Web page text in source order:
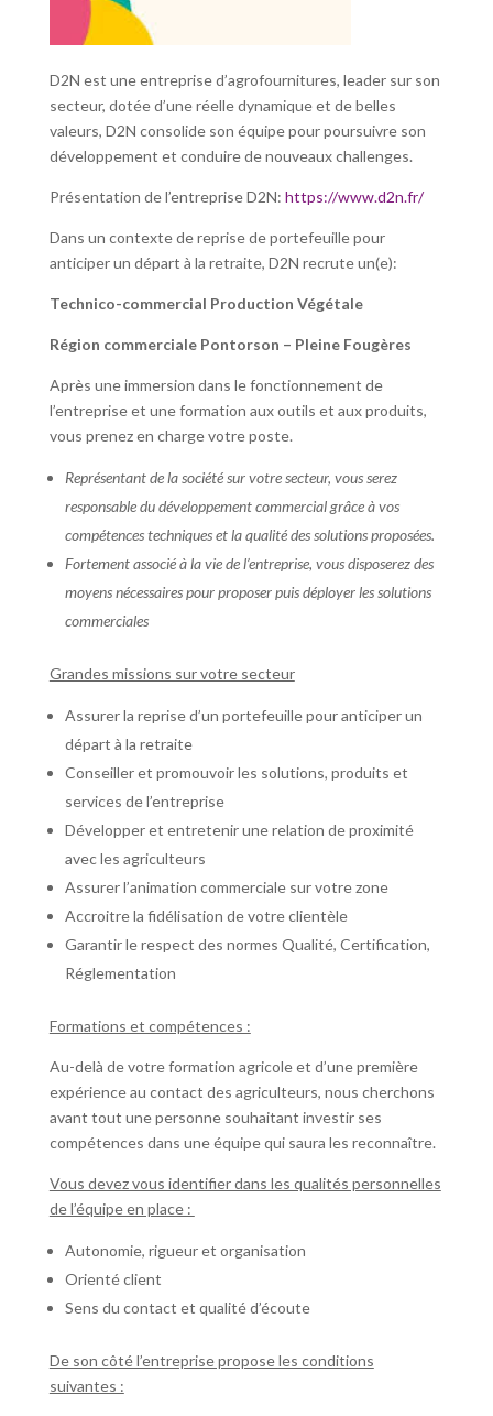
D2N est une entreprise d’agrofournitures, leader sur son
secteur, dotée d’une réelle dynamique et de belles
valeurs, D2N consolide son équipe pour poursuivre son
développement et conduire de nouveaux challenges.
Présentation de l’entreprise D2N: https://www.d2n.fr/
Dans un contexte de reprise de portefeuille pour
anticiper un départ à la retraite, D2N recrute un(e):
Technico-commercial Production Végétale
Région commerciale Pontorson – Pleine Fougères
Après une immersion dans le fonctionnement de
l’entreprise et une formation aux outils et aux produits,
vous prenez en charge votre poste.
Représentant de la société sur votre secteur, vous serez
responsable du développement commercial grâce à vos
compétences techniques et la qualité des solutions proposées.
Fortement associé à la vie de l’entreprise, vous disposerez des
moyens nécessaires pour proposer puis déployer les solutions
commerciales
Grandes missions sur votre secteur
Assurer la reprise d’un portefeuille pour anticiper un
départ à la retraite
Conseiller et promouvoir les solutions, produits et
services de l’entreprise
Développer et entretenir une relation de proximité
avec les agriculteurs
Assurer l’animation commerciale sur votre zone
Accroitre la fidélisation de votre clientèle
Garantir le respect des normes Qualité, Certification,
Réglementation
Formations et compétences :
Au-delà de votre formation agricole et d’une première
expérience au contact des agriculteurs, nous cherchons
avant tout une personne souhaitant investir ses
compétences dans une équipe qui saura les reconnaître.
Vous devez vous identifier dans les qualités personnelles
de l’équipe en place :
Autonomie, rigueur et organisation
Orienté client
Sens du contact et qualité d’écoute
De son côté l’entreprise propose les conditions
suivantes :